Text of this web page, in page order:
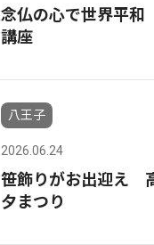
念仏の心で世界平
講座
八王子
2026.06.24
笹飾りがお出迎え
夕まつり